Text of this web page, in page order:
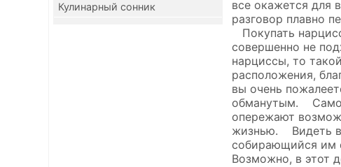
Кулинарный сонник
все окажется для
разговор плавно
Покупать
совершенно не
нарциссы, то
расположения,
вы очень
обманутым.
опережают
жизнью. Видеть
собирающийся им
Возможно, в этот